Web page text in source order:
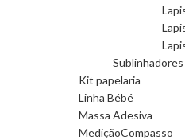
Kit papelaria
Linha Bébé
Massa Adesiva
MediçãoCompasso